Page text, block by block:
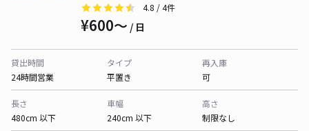
4.8 / 4件
¥600〜 / 日
貸出時間
24時間営業
タイプ
平置き
再入庫
可
長さ
480cm 以下
車幅
240cm 以下
高さ
制限なし